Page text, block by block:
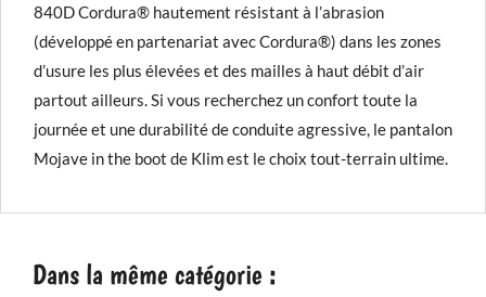
840D Cordura® hautement résistant à l’abrasion
(développé en partenariat avec Cordura®) dans les zones
d’usure les plus élevées et des mailles à haut débit d’air
partout ailleurs. Si vous recherchez un confort toute la
journée et une durabilité de conduite agressive, le pantalon
Mojave in the boot de Klim est le choix tout-terrain ultime.
Dans la même catégorie :